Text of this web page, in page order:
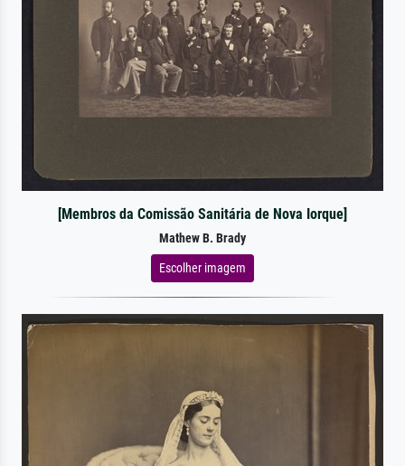
[Membros da Comissão Sanitária de Nova Iorque]
Mathew B. Brady
Escolher imagem